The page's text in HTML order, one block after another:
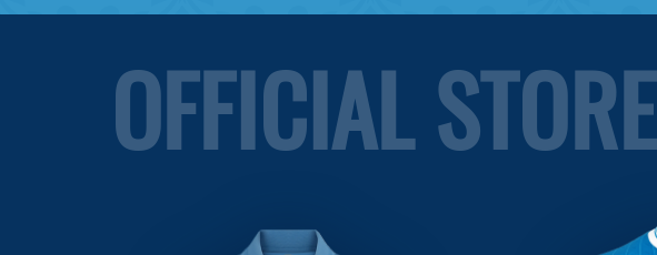
OFFICIAL STORE